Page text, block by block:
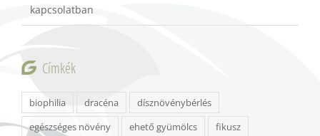
kapcsolatban
Címkék
biophilia dracéna
dísznövénybérlés
egészséges növény
ehető gyümölcs fikusz